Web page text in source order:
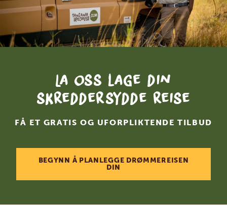
La oss lage din
skreddersydde reise
FÅ ET GRATIS OG UFORPLIKTENDE TILBUD
BEGYNN Å PLANLEGGE DRØMMEREISEN
DIN